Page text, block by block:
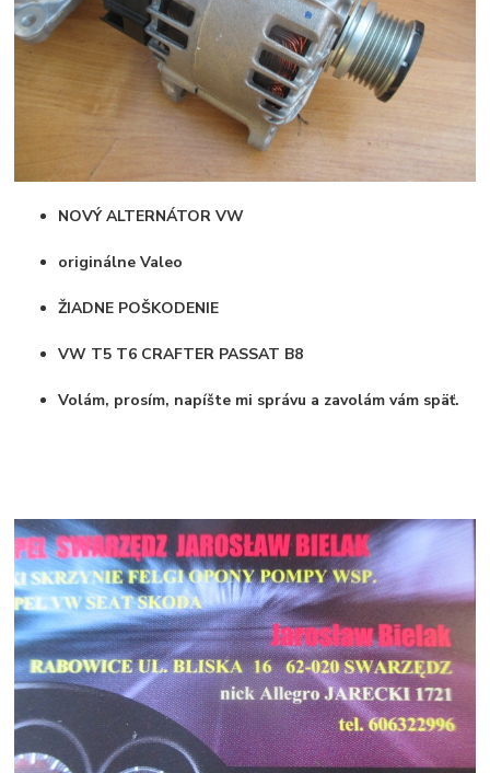
NOVÝ ALTERNÁTOR VW
originálne Valeo
ŽIADNE POŠKODENIE
VW T5 T6 CRAFTER PASSAT B8
Volám, prosím, napíšte mi správu a zavolám vám späť.